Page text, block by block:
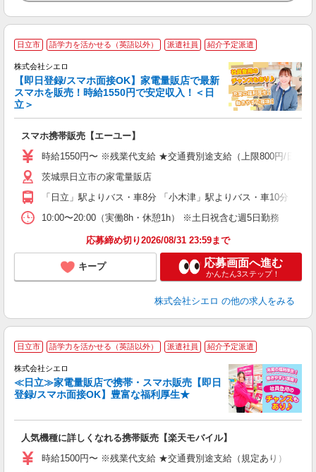
日立市 語学力を活かせる（英語以外） 派遣社員 紹介予定派遣
株式会社シエロ
【即日登録/スマホ面接OK】家電量販店で最新
スマホを販売！時給1550円で安定収入！＜日
立＞
スマホ携帯販売【エーユー】
時給1550円〜 ※残業代支給 ★交通費別途支給（上限800円/日）
茨城県日立市の家電量販店
「日立」駅よりバス・車8分 「小木津」駅よりバス・車10分
10:00〜20:00（実働8h・休憩1h） ※土日祝含む週5日勤務
応募締め切り2026/08/31 23:59まで
キープ 応募画面へ進む
かんたん3ステップ！
株式会社シエロ の他の求人をみる
日立市 語学力を活かせる（英語以外） 派遣社員 紹介予定派遣
株式会社シエロ
≪日立≫家電量販店で携帯・スマホ販売【即日
登録/スマホ面接OK】豊富な福利厚生★
人気機種に詳しくなれる携帯販売【楽天モバイル】
時給1500円〜 ※残業代支給 ★交通費別途支給（規定あり） ゜+